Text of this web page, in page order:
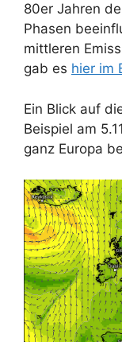
80er Jahren
Phasen
mittleren
gab es hier im
Ein Blick auf
Beispiel am
ganz Europa